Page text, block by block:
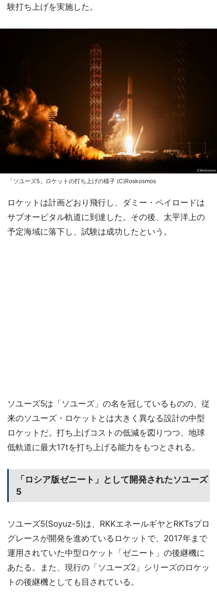
験打ち上げを実施した。
「ソユーズ5」ロケットの打ち上げの様子 (C)Roskosmos
ロケットは計画どおり飛行し、ダミー・ペイロードは
サブオービタル軌道に到達した。その後、太平洋上の
予定海域に落下し、試験は成功したという。
ソユーズ5は「ソユーズ」の名を冠しているものの、従
来のソユーズ・ロケットとは大きく異なる設計の中型
ロケットだ。打ち上げコストの低減を図りつつ、地球
低軌道に最大17tを打ち上げる能力をもつとされる。
「ロシア版ゼニート」として開発されたソユーズ
5
ソユーズ5(Soyuz-5)は、RKKエネールギヤとRKTsプロ
グレースが開発を進めているロケットで、2017年まで
運用されていた中型ロケット「ゼニート」の後継機に
あたる。また、現行の「ソユーズ2」シリーズのロケッ
トの後継機としても目されている。